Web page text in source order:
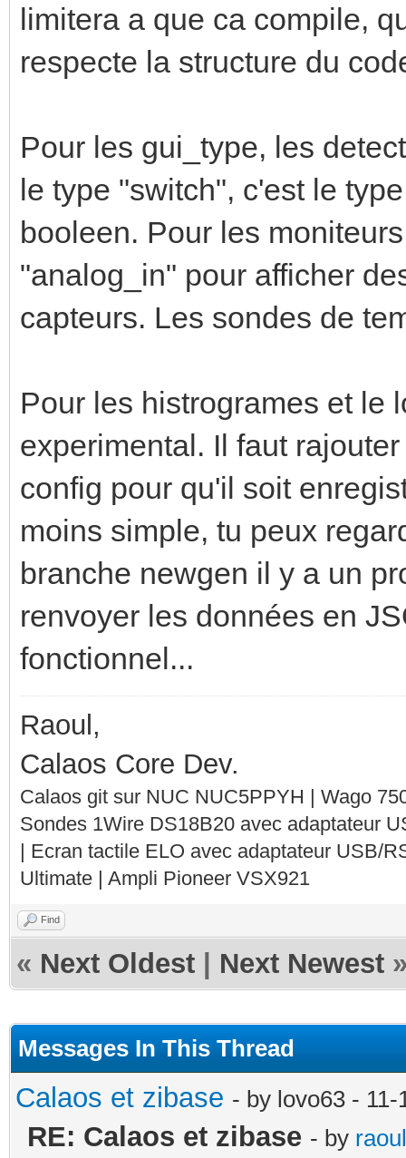
limitera a que ca compile,
respecte la structure du
Pour les gui_type, les
le type "switch", c'est le
booleen. Pour les
"analog_in" pour afficher
capteurs. Les sondes de
Pour les histrogrames et le
experimental. Il faut
config pour qu'il soit
moins simple, tu peux
branche newgen il y a un
renvoyer les données en
fonctionnel...
Raoul,
Calaos Core Dev.
Calaos git sur NUC NUC5PPYH | Wago
Sondes 1Wire DS18B20 avec adaptateur
| Ecran tactile ELO avec adaptateur USB/
Ultimate | Ampli Pioneer VSX921
Find
« Next Oldest Next Newest
Messages In This Thread
Calaos et zibase - by lovo63 -
RE: Calaos et zibase - by